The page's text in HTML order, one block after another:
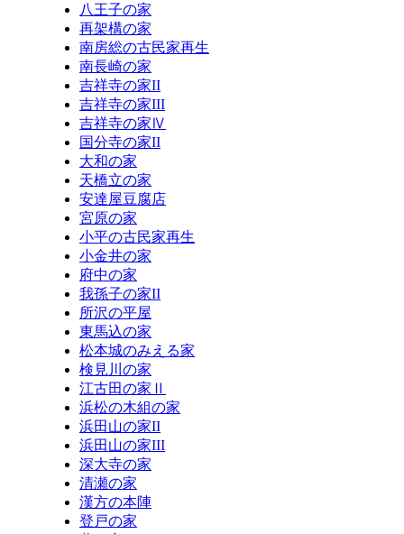
八王子の家
再架構の家
南房総の古民家再生
南長崎の家
吉祥寺の家II
吉祥寺の家III
吉祥寺の家Ⅳ
国分寺の家II
大和の家
天橋立の家
安達屋豆腐店
宮原の家
小平の古民家再生
小金井の家
府中の家
我孫子の家II
所沢の平屋
東馬込の家
松本城のみえる家
検見川の家
江古田の家Ⅱ
浜松の木組の家
浜田山の家II
浜田山の家III
深大寺の家
清瀬の家
漢方の本陣
登戸の家